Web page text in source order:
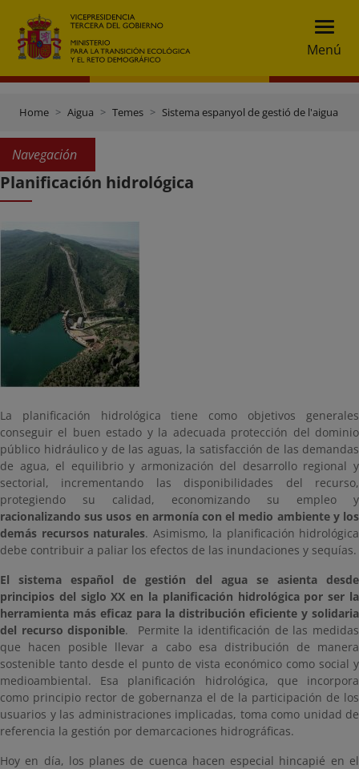
Menú
Home Aigua Temes Sistema espanyol de gestió de l'aigua
Navegación
Planificación hidrológica
La planificación hidrológica tiene como objetivos generales
conseguir el buen estado y la adecuada protección del dominio
público hidráulico y de las aguas, la satisfacción de las demandas
de agua, el equilibrio y armonización del desarrollo regional y
sectorial, incrementando las disponibilidades del recurso,
protegiendo su calidad, economizando su empleo y
racionalizando sus usos en armonía con el medio ambiente y los
demás recursos naturales. Asimismo, la planificación hidrológica
debe contribuir a paliar los efectos de las inundaciones y sequías.
El sistema español de gestión del agua se asienta desde
principios del siglo XX en la planificación hidrológica por ser la
herramienta más eficaz para la distribución eficiente y solidaria
del recurso disponible. Permite la identificación de las medidas
que hacen posible llevar a cabo esa distribución de manera
sostenible tanto desde el punto de vista económico como social y
medioambiental. Esa planificación hidrológica, que incorpora
como principio rector de gobernanza el de la participación de los
usuarios y las administraciones implicadas, toma como unidad de
referencia la gestión por demarcaciones hidrográficas.
Hoy en día, los planes de cuenca hacen especial hincapié en el